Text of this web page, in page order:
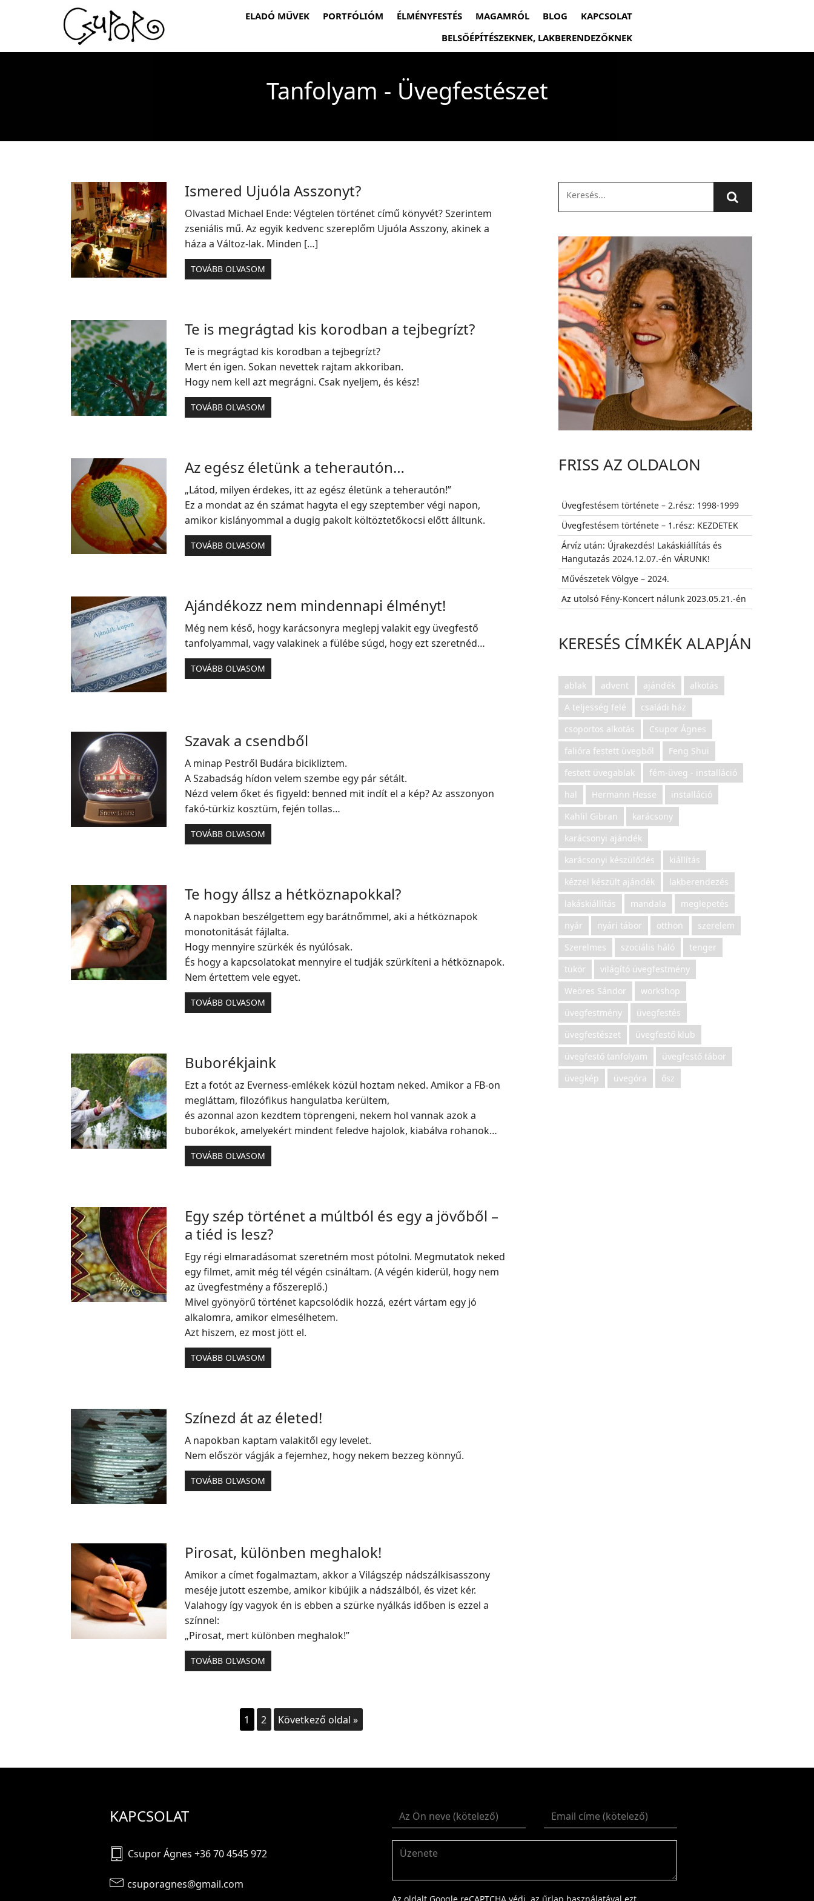
ELADÓ MŰVEK PORTFÓLIÓM ÉLMÉNYFESTÉS MAGAMRÓL BLOG
KAPCSOLAT
BELSŐÉPÍTÉSZEKNEK, LAKBERENDEZŐKNEK
Tanfolyam - Üvegfestészet
Ismered Ujuóla Asszonyt?
Olvastad Michael Ende: Végtelen történet című könyvét? Szerintem
zseniális mű. Az egyik kedvenc szereplőm Ujuóla Asszony, akinek a
háza a Változ-lak. Minden […]
TOVÁBB OLVASOM
Te is megrágtad kis korodban a tejbegrízt?
Te is megrágtad kis korodban a tejbegrízt?
Mert én igen. Sokan nevettek rajtam akkoriban.
Hogy nem kell azt megrágni. Csak nyeljem, és kész!
TOVÁBB OLVASOM
Az egész életünk a teherautón…
„Látod, milyen érdekes, itt az egész életünk a teherautón!”
Ez a mondat az én számat hagyta el egy szeptember végi napon,
amikor kislányommal a dugig pakolt költöztetőkocsi előtt álltunk.
TOVÁBB OLVASOM
Ajándékozz nem mindennapi élményt!
Még nem késő, hogy karácsonyra meglepj valakit egy üvegfestő
tanfolyammal, vagy valakinek a fülébe súgd, hogy ezt szeretnéd…
TOVÁBB OLVASOM
Szavak a csendből
A minap Pestről Budára bicikliztem.
A Szabadság hídon velem szembe egy pár sétált.
Nézd velem őket és figyeld: benned mit indít el a kép? Az asszonyon
fakó-türkiz kosztüm, fején tollas…
TOVÁBB OLVASOM
Te hogy állsz a hétköznapokkal?
A napokban beszélgettem egy barátnőmmel, aki a hétköznapok
monotonitását fájlalta.
Hogy mennyire szürkék és nyúlósak.
És hogy a kapcsolatokat mennyire el tudják szürkíteni a hétköznapok.
Nem értettem vele egyet.
TOVÁBB OLVASOM
Buborékjaink
Ezt a fotót az Everness-emlékek közül hoztam neked. Amikor a FB-on
megláttam, filozófikus hangulatba kerültem,
és azonnal azon kezdtem töprengeni, nekem hol vannak azok a
buborékok, amelyekért mindent feledve hajolok, kiabálva rohanok…
TOVÁBB OLVASOM
Egy szép történet a múltból és egy a jövőből –
a tiéd is lesz?
Egy régi elmaradásomat szeretném most pótolni. Megmutatok neked
egy filmet, amit még tél végén csináltam. (A végén kiderül, hogy nem
az üvegfestmény a főszereplő.)
Mivel gyönyörű történet kapcsolódik hozzá, ezért vártam egy jó
alkalomra, amikor elmesélhetem.
Azt hiszem, ez most jött el.
TOVÁBB OLVASOM
Színezd át az életed!
A napokban kaptam valakitől egy levelet.
Nem először vágják a fejemhez, hogy nekem bezzeg könnyű.
TOVÁBB OLVASOM
Pirosat, különben meghalok!
Amikor a címet fogalmaztam, akkor a Világszép nádszálkisasszony
meséje jutott eszembe, amikor kibújik a nádszálból, és vizet kér.
Valahogy így vagyok én is ebben a szürke nyálkás időben is ezzel a
színnel:
„Pirosat, mert különben meghalok!”
TOVÁBB OLVASOM
1 2 Következő oldal »
FRISS AZ OLDALON
Üvegfestésem története – 2.rész: 1998-1999
Üvegfestésem története – 1.rész: KEZDETEK
Árvíz után: Újrakezdés! Lakáskiállítás és
Hangutazás 2024.12.07.-én VÁRUNK!
Művészetek Völgye – 2024.
Az utolsó Fény-Koncert nálunk 2023.05.21.-én
KERESÉS CÍMKÉK ALAPJÁN
ablak advent ajándék
alkotás
A teljesség felé
családi ház
csoportos alkotás
Csupor Ágnes
falióra festett üvegből
Feng Shui
festett üvegablak
fém-üveg - installáció
hal
Hermann Hesse
installáció
Kahlil Gibran
karácsony
karácsonyi ajándék
karácsonyi készülődés
kiállítás
kézzel készült ajándék
lakberendezés
lakáskiállítás
mandala
meglepetés
nyár
nyári tábor otthon
szerelem
Szerelmes
szociális háló
tenger
tükör
világító üvegfestmény
Weöres Sándor
workshop
üvegfestmény
üvegfestés
üvegfestészet
üvegfestő klub
üvegfestő tanfolyam
üvegfestő tábor
üvegkép
üvegóra ősz
KAPCSOLAT
Csupor Ágnes +36 70 4545 972
csuporagnes@gmail.com